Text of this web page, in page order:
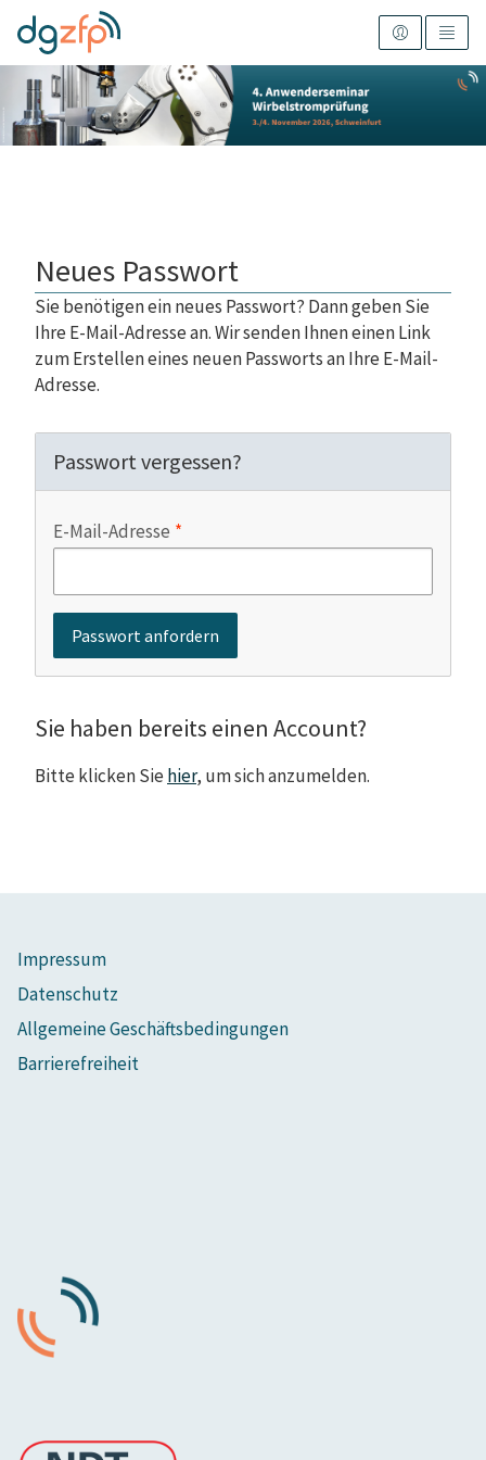
Neues Passwort
Sie benötigen ein neues Passwort? Dann geben Sie
Ihre E-Mail-Adresse an. Wir senden Ihnen einen Link
zum Erstellen eines neuen Passworts an Ihre E-Mail-
Adresse.
Passwort vergessen?
E-Mail-Adresse
Sie haben bereits einen Account?
Bitte klicken Siehier, um sich anzumelden.
Impressum
Datenschutz
Allgemeine Geschäftsbedingungen
Barrierefreiheit